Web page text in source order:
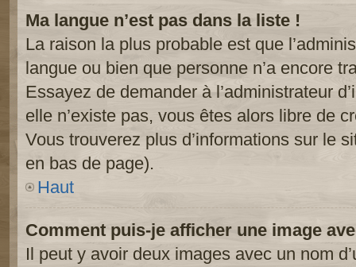
Ma langue n’est pas dans la liste !
La raison la plus probable est que
langue ou bien que personne n’a encore
Essayez de demander à l’administrateur
elle n’existe pas, vous êtes alors libre de
Vous trouverez plus d’informations sur le
en bas de page).
Haut
Comment puis-je afficher une image
Il peut y avoir deux images avec un nom